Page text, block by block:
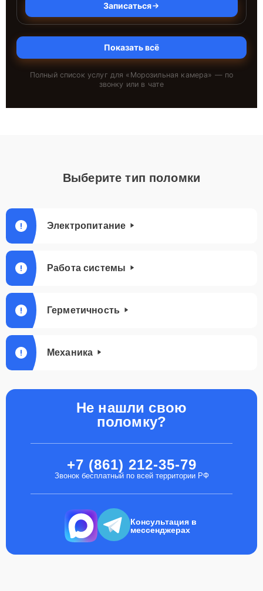
Записаться
Показать всё
Полный список услуг для « Морозильная камера» — по
звонку или в чате
Выберите тип поломки
Электропитание
Работа системы
Герметичность
Механика
Не нашли свою
поломку?
+7 (861) 212-35-79
Звонок бесплатный по всей территории РФ
Консультация в
мессенджерах